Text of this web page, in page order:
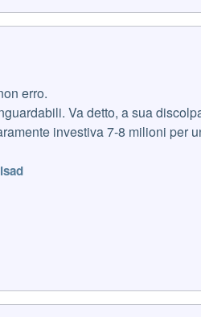
erro.
Va detto, a sua
investiva 7-8 milioni per